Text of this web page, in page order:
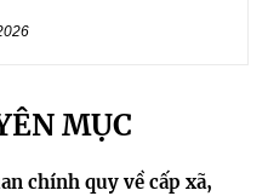
MỤC
chính quy về cấp xã,